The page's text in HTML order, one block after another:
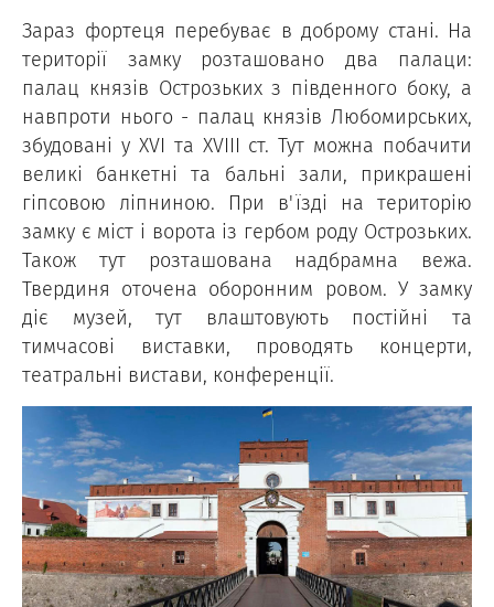
Зараз фортеця перебуває в доброму стані. На
території замку розташовано два палаци:
палац князів Острозьких з південного боку, а
навпроти нього - палац князів Любомирських,
збудовані у ХVІ та ХVІІІ ст. Тут можна побачити
великі банкетні та бальні зали, прикрашені
гіпсовою ліпниною. При в'їзді на територію
замку є міст і ворота із гербом роду Острозьких.
Також тут розташована надбрамна вежа.
Твердиня оточена оборонним ровом. У замку
діє музей, тут влаштовують постійні та
тимчасові виставки, проводять концерти,
театральні вистави, конференції.